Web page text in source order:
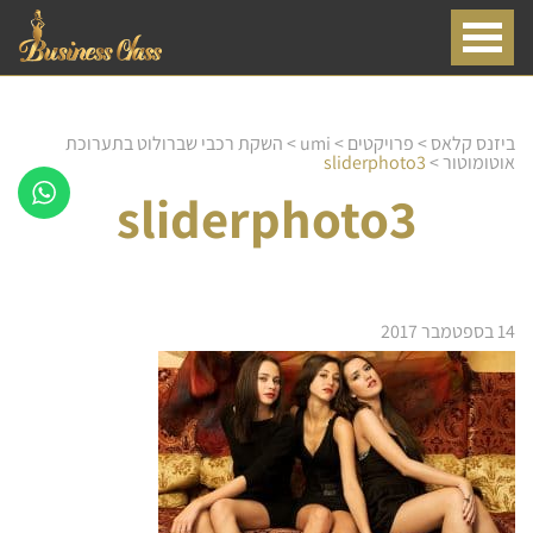
ביזנס קלאס>פרויקטים>
umi
>השקת רכבי שברולוט בתערוכת
אוטומוטור>
sliderphoto3
sliderphoto3
14 בספטמבר 2017